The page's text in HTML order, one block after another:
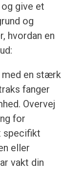
give et
og
hvordan en
med en stærk
fanger
Overvej
for
specifikt
eller
vakt din